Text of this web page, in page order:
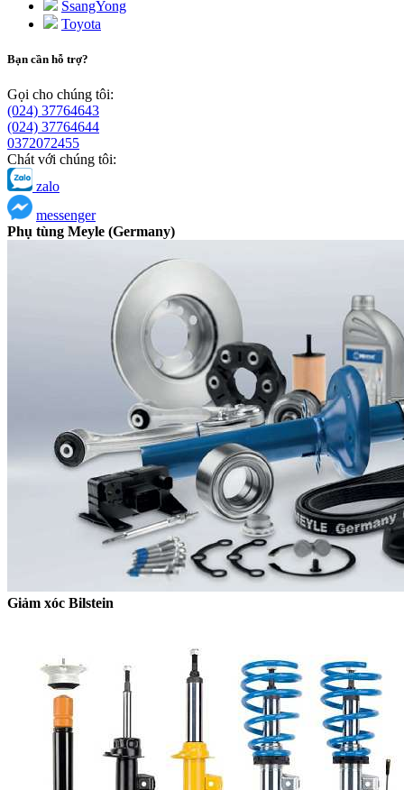
SsangYong
Toyota
Bạn cần hỗ trợ?
Gọi cho chúng tôi:
(024) 37764643
(024) 37764644
0372072455
Chát với chúng tôi:
zalo
messenger
Phụ tùng Meyle (Germany)
Giảm xóc Bilstein